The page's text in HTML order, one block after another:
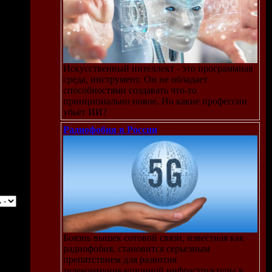
Искусственный интеллект - это программная
среда, инструмент. Он не обладает
способностями создавать что-то
принципиально новое. Но какие профессии
убьёт ИИ?
Радиофобия в России
Боязнь вышек сотовой связи, известная как
радиофобия, становится серьезным
препятствием для развития